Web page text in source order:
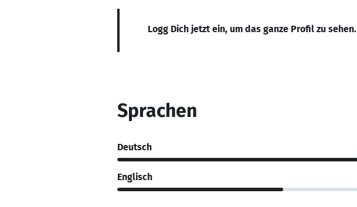
Logg Dich jetzt ein, um das ganze Profil zu sehen.
Sprachen
Deutsch
Englisch